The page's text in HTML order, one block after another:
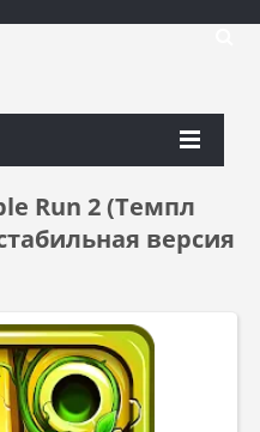
Run 2 (Темпл
версия